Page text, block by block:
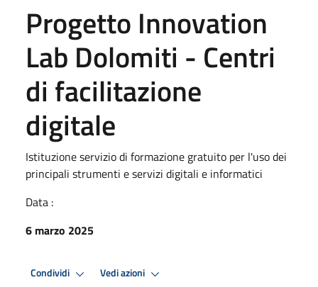
Progetto Innovation
Lab Dolomiti - Centri
di facilitazione
digitale
Istituzione servizio di formazione gratuito per l'uso dei
principali strumenti e servizi digitali e informatici
Data :
6 marzo 2025
Condividi Vedi azioni